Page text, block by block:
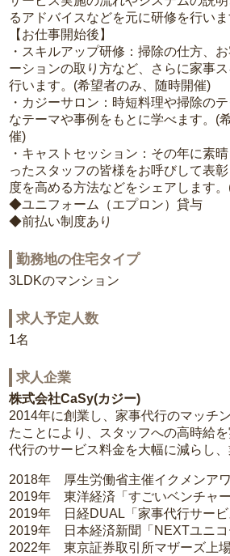
るアドバイスなどを元に研修を行いま
【お仕事開始後】
・スキルアップ研修：掃除の仕方、
ーションの取り方など、さらに家事
行います。(希望者のみ、随時開催)
・カジーサロン：時短料理や掃除の
なテーマや事例をもとに学べます。(
催)
・キャストセッション：その年に素
ったスタッフの皆様をお呼びして表
度を高める方法などをシェアします
◆ユニフォーム（エプロン）貸与
◆前払い制度あり
勤務地の住宅タイプ
3LDKのマンション
求人予定人数
1名
求人企業
株式会社CaSy(カジー)
2014年に創業し、家事代行のマッチ
たことにより、スタッフへの高時給
代行のサービス料金を大幅に減らし、
2018年 厚生労働省主催イクメンア
2019年 東洋経済「すごいベンチャ
2019年 日経DUAL「家事代行サービ
2019年 日本経済新聞「NEXTユニコ
2022年 東京証券取引所マザーズ上